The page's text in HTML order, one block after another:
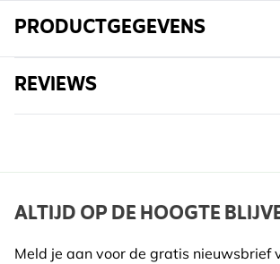
Materiaal : polyester en vulling van
plastic flessen
Verzending naar België is helaas niet
dit product.
PRODUCTGEGEVENS
Art.nr.
Gewicht 0.063 kg
REVIEWS
ALTIJD OP DE HOOGTE
Meld je aan voor de gratis nieuwsbrief